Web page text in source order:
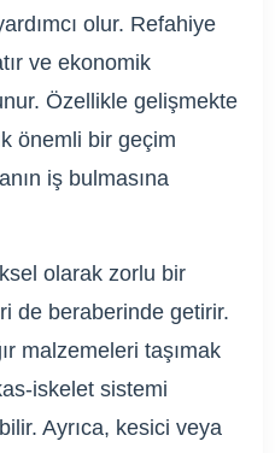
olur. Refahiye
ve ekonomik
Özellikle gelişmekte
önemli bir geçim
iş bulmasına
olarak zorlu bir
de beraberinde getirir.
malzemeleri taşımak
iskelet sistemi
Ayrıca, kesici veya